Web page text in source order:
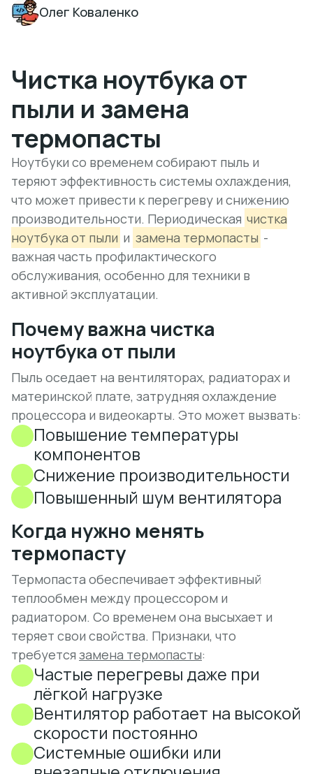
Олег Коваленко
Чистка ноутбука от
пыли и замена
термопасты
Ноутбуки со временем собирают пыль и
теряют эффективность системы охлаждения,
что может привести к перегреву и снижению
производительности. Периодическая чистка
ноутбука от пыли и замена термопасты -
важная часть профилактического
обслуживания, особенно для техники в
активной эксплуатации.
Почему важна чистка
ноутбука от пыли
Пыль оседает на вентиляторах, радиаторах и
материнской плате, затрудняя охлаждение
процессора и видеокарты. Это может вызвать:
Повышение температуры
компонентов
Снижение производительности
Повышенный шум вентилятора
Когда нужно менять
термопасту
Термопаста обеспечивает эффективный
теплообмен между процессором и
радиатором. Со временем она высыхает и
теряет свои свойства. Признаки, что
требуется замена термопасты:
Частые перегревы даже при
лёгкой нагрузке
Вентилятор работает на высокой
скорости постоянно
Системные ошибки или